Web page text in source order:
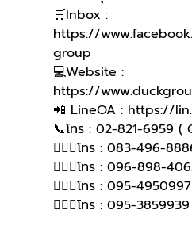
🛒Inbox :
https://
group
💻Website :
https://
📲 LineOA : https://
📞โทร : 02-821-6959 (
🙋🏻‍♀️โทร : 083-496-
🙋🏻‍♀โทร : 096-898-
🙋🏻‍♀โทร : 095-
🙋🏻‍♀️โทร : 095-